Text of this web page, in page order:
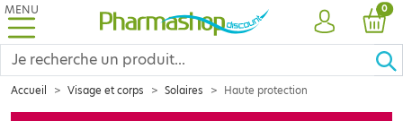
MENU
COMPTE
0
Accueil Visage et corps Solaires Haute protection